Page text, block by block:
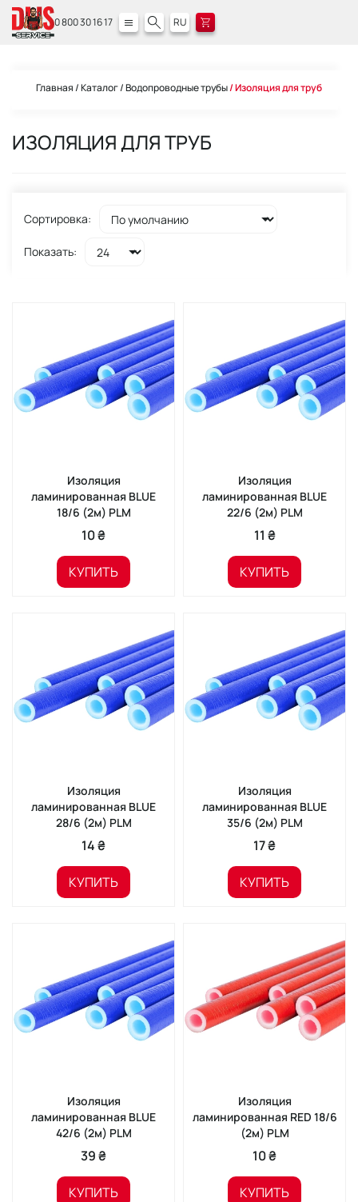
0 800 30 16 17 RU
Главная Каталог Водопроводные трубы Изоляция для труб
ИЗОЛЯЦИЯ ДЛЯ ТРУБ
Сортировка:
Показать:
Изоляция
ламинированная BLUE
18/6 (2м) PLM
10 ₴
КУПИТЬ
Изоляция
ламинированная BLUE
22/6 (2м) PLM
11 ₴
КУПИТЬ
Изоляция
ламинированная BLUE
28/6 (2м) PLM
14 ₴
КУПИТЬ
Изоляция
ламинированная BLUE
35/6 (2м) PLM
17 ₴
КУПИТЬ
Изоляция
ламинированная BLUE
42/6 (2м) PLM
39 ₴
КУПИТЬ
Изоляция
ламинированная RED 18/6
(2м) PLM
10 ₴
КУПИТЬ